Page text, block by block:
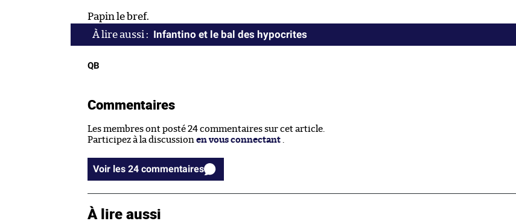
Papin le bref.
Infantino et le bal des hypocrites
QB
Commentaires
Les membres ont posté 24 commentaires sur cet article.
Participez à la discussion en vous connectant .
Voir les 24 commentaires
À lire aussi